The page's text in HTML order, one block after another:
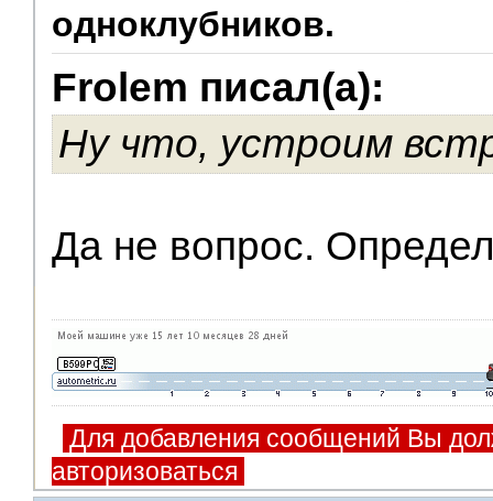
одноклубников.
Frolem писал(а):
Ну что, устроим
Да не вопрос.
Для добавления сообщений Вы
авторизоваться